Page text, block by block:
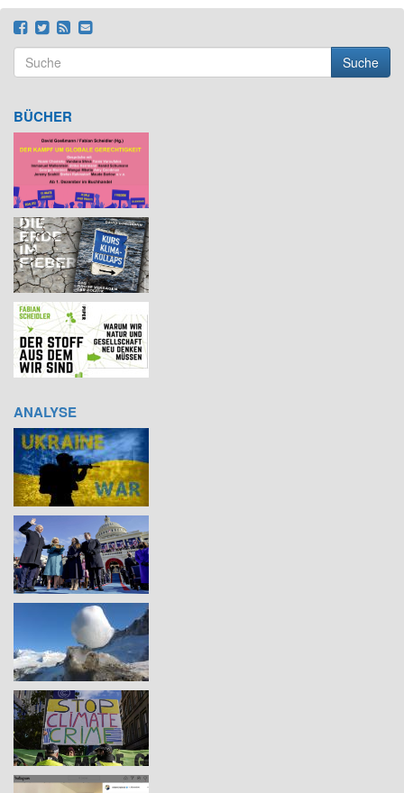
Suchformular
Suche
BÜCHER
ANALYSE